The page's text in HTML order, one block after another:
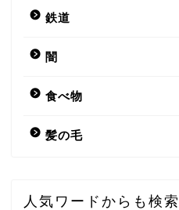
鉄道
闇
食べ物
髪の毛
人気ワードからも検索